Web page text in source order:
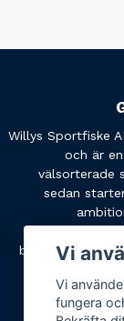
Willys Sportfiske
och är
välsorterade
sedan
behöver. Tveka
Vi
Vi
fungera